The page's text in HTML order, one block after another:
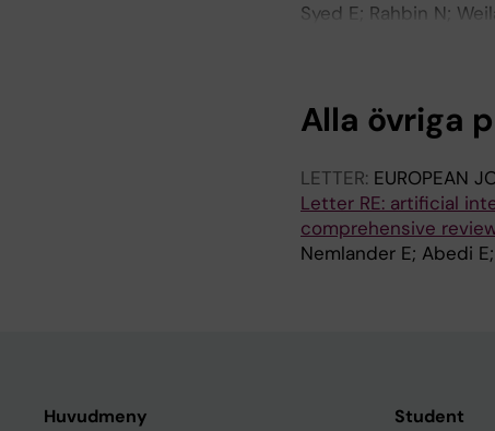
Syed E; Rahbin N;
Alla övriga
LETTER: EUROPEAN
Letter RE: artificial
comprehensive
Nemlander E; Abedi
Huvudmeny
Student